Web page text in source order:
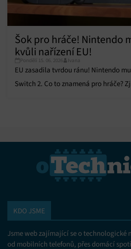
Šok pro hráče! Nintendo
kvůli nařízení EU!
Pondělí 15. 06. 2026 Ivana
EU zasadila tvrdou ránu! Nintendo
Switch 2. Co to znamená pro hráče?
KDO JSME
Jsme web zajímající se o technologické
od mobilních telefonů, přes domácí